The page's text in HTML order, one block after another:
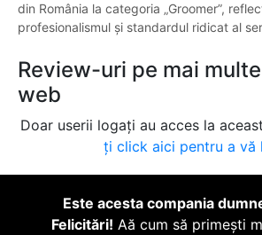
din România la categoria „Groomer”,
profesionalismul și standardul ridicat al
Review-uri pe mai
web
Doar userii logați au acces la
ți click aici pentru a vă
Este acesta compania
Felicitări! Aă cum să primești